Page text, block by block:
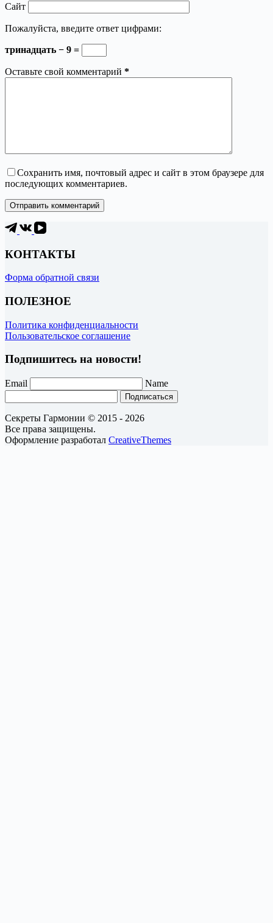
Сайт
Пожалуйста, введите ответ цифрами:
тринадцать − 9 =
Оставьте свой комментарий *
Сохранить имя, почтовый адрес и сайт в этом браузере для
последующих комментариев.
Отправить комментарий
КОНТАКТЫ
Форма обратной связи
ПОЛЕЗНОЕ
Политика конфиденциальности
Пользовательское соглашение
Подпишитесь на новости!
Email Name
Подписаться
Секреты Гармонии © 2015 - 2026
Все права защищены.
Оформление разработал CreativeThemes